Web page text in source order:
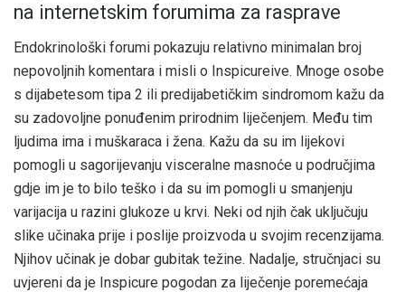
na internetskim forumima za rasprave
Endokrinološki forumi pokazuju relativno minimalan broj
nepovoljnih komentara i misli o Inspicureive. Mnoge osobe
s dijabetesom tipa 2 ili predijabetičkim sindromom kažu da
su zadovoljne ponuđenim prirodnim liječenjem. Među tim
ljudima ima i muškaraca i žena. Kažu da su im lijekovi
pomogli u sagorijevanju visceralne masnoće u područjima
gdje im je to bilo teško i da su im pomogli u smanjenju
varijacija u razini glukoze u krvi. Neki od njih čak uključuju
slike učinaka prije i poslije proizvoda u svojim recenzijama.
Njihov učinak je dobar gubitak težine. Nadalje, stručnjaci su
uvjereni da je Inspicure pogodan za liječenje poremećaja